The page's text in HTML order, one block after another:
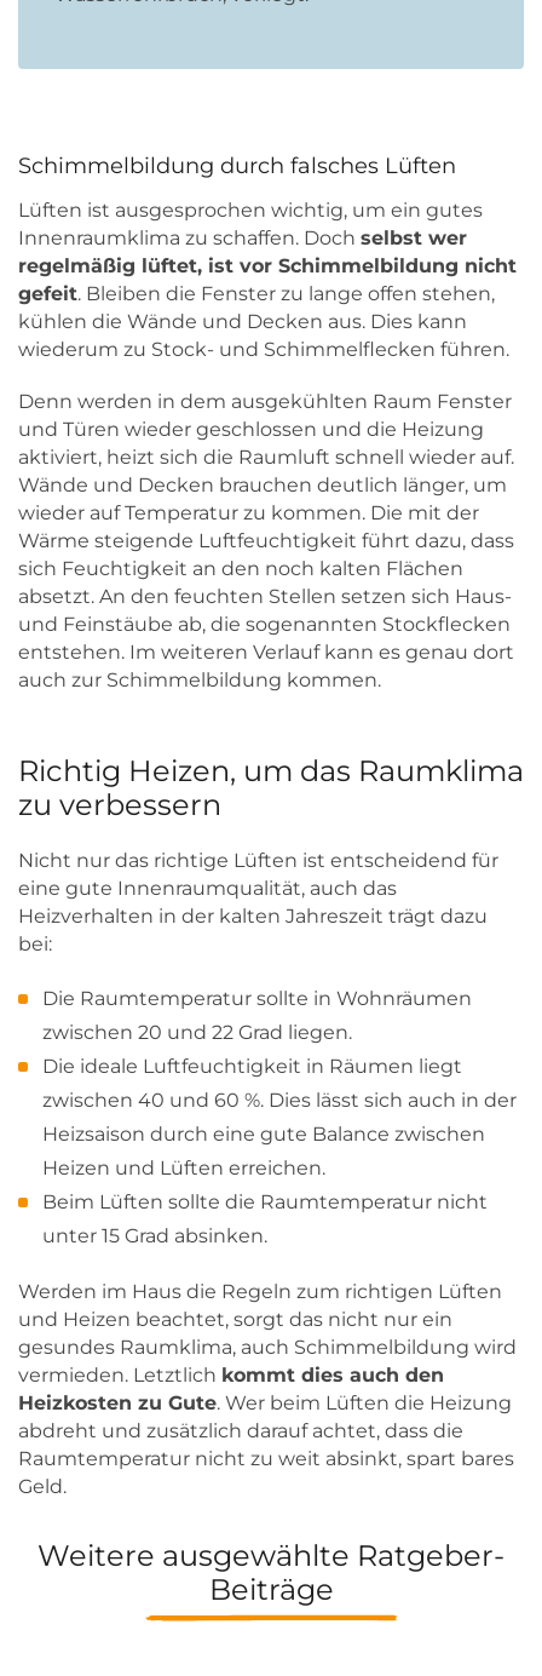
Schimmelbildung durch falsches Lüften
Lüften ist ausgesprochen wichtig, um ein gutes
Innenraumklima zu schaffen. Doch selbst wer
regelmäßig lüftet, ist vor Schimmelbildung nicht
gefeit. Bleiben die Fenster zu lange offen stehen,
kühlen die Wände und Decken aus. Dies kann
wiederum zu Stock- und Schimmelflecken führen.
Denn werden in dem ausgekühlten Raum Fenster
und Türen wieder geschlossen und die Heizung
aktiviert, heizt sich die Raumluft schnell wieder auf.
Wände und Decken brauchen deutlich länger, um
wieder auf Temperatur zu kommen. Die mit der
Wärme steigende Luftfeuchtigkeit führt dazu, dass
sich Feuchtigkeit an den noch kalten Flächen
absetzt. An den feuchten Stellen setzen sich Haus-
und Feinstäube ab, die sogenannten Stockflecken
entstehen. Im weiteren Verlauf kann es genau dort
auch zur Schimmelbildung kommen.
Richtig Heizen, um das Raumklima
zu verbessern
Nicht nur das richtige Lüften ist entscheidend für
eine gute Innenraumqualität, auch das
Heizverhalten in der kalten Jahreszeit trägt dazu
bei:
Die Raumtemperatur sollte in Wohnräumen
zwischen 20 und 22 Grad liegen.
Die ideale Luftfeuchtigkeit in Räumen liegt
zwischen 40 und 60 %. Dies lässt sich auch in der
Heizsaison durch eine gute Balance zwischen
Heizen und Lüften erreichen.
Beim Lüften sollte die Raumtemperatur nicht
unter 15 Grad absinken.
Werden im Haus die Regeln zum richtigen Lüften
und Heizen beachtet, sorgt das nicht nur ein
gesundes Raumklima, auch Schimmelbildung wird
vermieden. Letztlich kommt dies auch den
Heizkosten zu Gute. Wer beim Lüften die Heizung
abdreht und zusätzlich darauf achtet, dass die
Raumtemperatur nicht zu weit absinkt, spart bares
Geld.
Weitere ausgewählte Ratgeber-
Beiträge